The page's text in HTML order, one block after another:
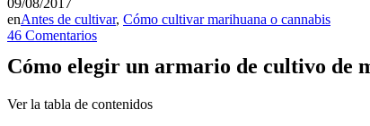
09/08/2017
enAntes de cultivar, Cómo cultivar marihuana o cannabis
46 Comentarios
Cómo elegir un armario de cultivo de
Ver la tabla de contenidos